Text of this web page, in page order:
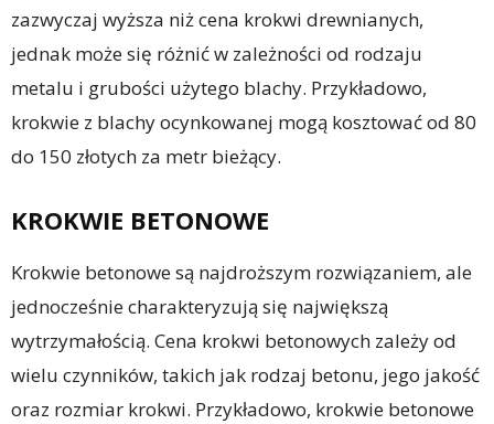
zazwyczaj wyższa niż cena krokwi drewnianych,
jednak może się różnić w zależności od rodzaju
metalu i grubości użytego blachy. Przykładowo,
krokwie z blachy ocynkowanej mogą kosztować od 80
do 150 złotych za metr bieżący.
KROKWIE BETONOWE
Krokwie betonowe są najdroższym rozwiązaniem, ale
jednocześnie charakteryzują się największą
wytrzymałością. Cena krokwi betonowych zależy od
wielu czynników, takich jak rodzaj betonu, jego jakość
oraz rozmiar krokwi. Przykładowo, krokwie betonowe